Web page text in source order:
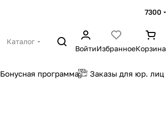
7300
Каталог
ВойтиИзбранноеКорзина
Бонусная программа Заказы для юр. лиц